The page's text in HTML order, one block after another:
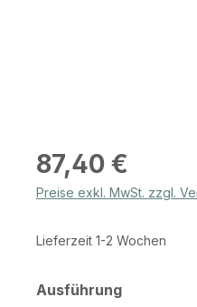
Regulärer Preis:
87,40 €
Preise exkl. MwSt. zzgl.
Lieferzeit 1-2 Wochen
Ausführungauswählen